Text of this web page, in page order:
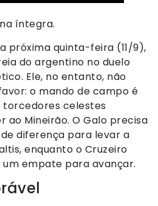
íntegra.
próxima quinta-feira (11/9),
do argentino no duelo
Ele, no entanto, não
o mando de campo é
torcedores celestes
ao Mineirão. O Galo precisa
diferença para levar a
enquanto o Cruzeiro
empate para avançar.